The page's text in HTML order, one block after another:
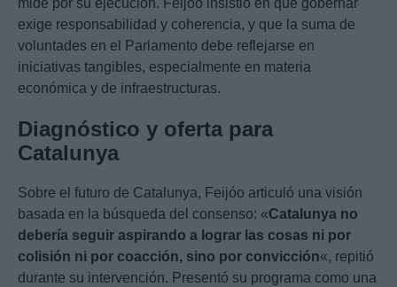
mide por su ejecución. Feijóo insistió en que gobernar
exige responsabilidad y coherencia, y que la suma de
voluntades en el Parlamento debe reflejarse en
iniciativas tangibles, especialmente en materia
económica y de infraestructuras.
Diagnóstico y oferta para
Catalunya
Sobre el futuro de Catalunya, Feijóo articuló una visión
basada en la búsqueda del consenso: «Catalunya no
debería seguir aspirando a lograr las cosas ni por
colisión ni por coacción, sino por convicción«, repitió
durante su intervención. Presentó su programa como una